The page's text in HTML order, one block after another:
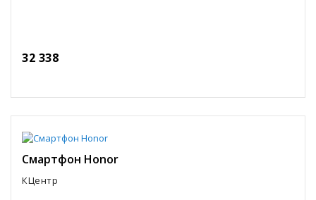
32 338
Смартфон Honor
КЦентр